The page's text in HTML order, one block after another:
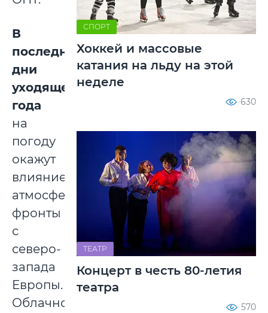
В
последние
дни
уходящего
года
на
погоду
окажут
влияние
атмосферные
фронты
с
северо-
запада
Европы.
Облачно
СПОРТ
Хоккей и массовые
катания на льду на этой
неделе
630
ТЕАТР
Концерт в честь 80-летия
театра
570